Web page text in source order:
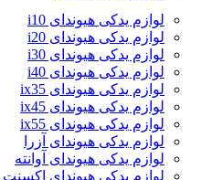
لوازم یدکی هیوندای i10
لوازم یدکی هیوندای i20
لوازم یدکی هیوندای i30
لوازم یدکی هیوندای i40
لوازم یدکی هیوندای ix35
لوازم یدکی هیوندای ix45
لوازم یدکی هیوندای ix55
لوازم یدکی هیوندای آزرا
لوازم یدکی هیوندای آوانته
لوازم یدکی هیوندای اکسنت